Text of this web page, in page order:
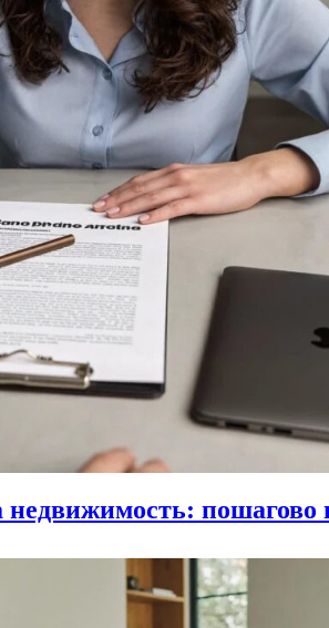
пошагово